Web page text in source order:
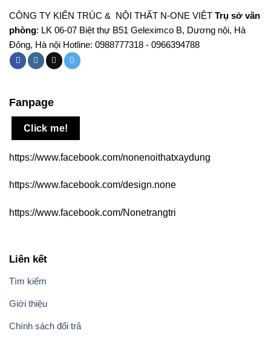
CÔNG TY KIẾN TRÚC & NỘI THẤT N-ONE VIỆT Trụ sở văn
phòng: LK 06-07 Biệt thự B51 Geleximco B, Dương nội, Hà
Đông, Hà nội Hotline: 0988777318 - 0966394788
Liên kết
Tìm kiếm
Giới thiệu
Chính sách đổi trả
Fanpage
Click me!
https://www.facebook.com/nonenoithatxaydung
https://www.facebook.com/design.none
https://www.facebook.com/Nonetrangtri